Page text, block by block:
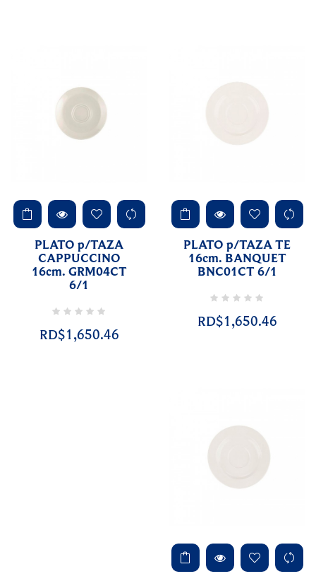
PLATO p/TAZA
CAPPUCCINO
16cm. GRM04CT
6/1
RD$1,650.46
PLATO p/TAZA TE
16cm. BANQUET
BNC01CT 6/1
RD$1,650.46